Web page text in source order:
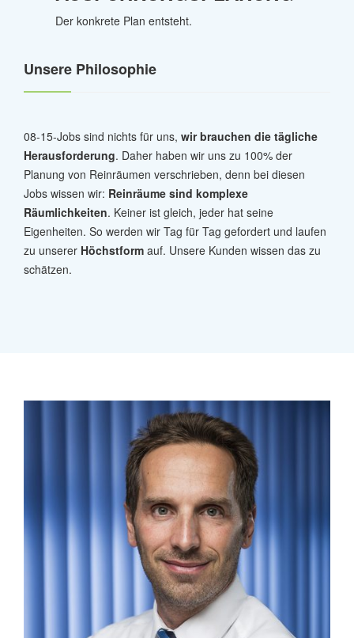
Der konkrete Plan entsteht.
Unsere Philosophie
08-15-Jobs sind nichts für uns, wir brauchen die tägliche
Herausforderung. Daher haben wir uns zu 100% der
Planung von Reinräumen verschrieben, denn bei diesen
Jobs wissen wir: Reinräume sind komplexe
Räumlichkeiten. Keiner ist gleich, jeder hat seine
Eigenheiten. So werden wir Tag für Tag gefordert und laufen
zu unserer Höchstform auf. Unsere Kunden wissen das zu
schätzen.